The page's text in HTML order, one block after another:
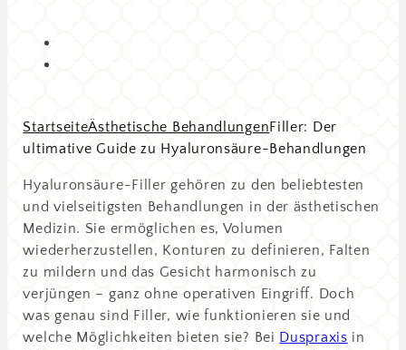
StartseiteÄsthetische BehandlungenFiller: Der
ultimative Guide zu Hyaluronsäure-Behandlungen
Hyaluronsäure-Filler gehören zu den beliebtesten
und vielseitigsten Behandlungen in der ästhetischen
Medizin. Sie ermöglichen es, Volumen
wiederherzustellen, Konturen zu definieren, Falten
zu mildern und das Gesicht harmonisch zu
verjüngen – ganz ohne operativen Eingriff. Doch
was genau sind Filler, wie funktionieren sie und
welche Möglichkeiten bieten sie? Bei Duspraxis in